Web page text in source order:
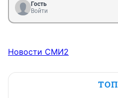
Гость
Войти
Новости СМИ2